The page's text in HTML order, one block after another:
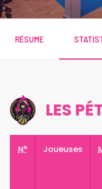
RÉSUME
LES
N° Joueuses